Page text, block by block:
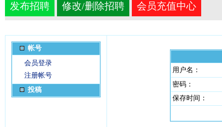
发布招聘 修改/删除招聘 会员充值中心
帐号
会员登录
注册帐号
投稿
用户名：
密码：
保存时间：